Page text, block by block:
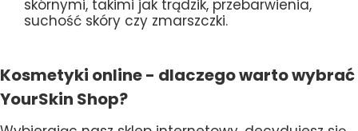
skórnymi, takimi jak trądzik, przebarwienia,
suchość skóry czy zmarszczki.
Kosmetyki online - dlaczego warto wybrać
YourSkin Shop?